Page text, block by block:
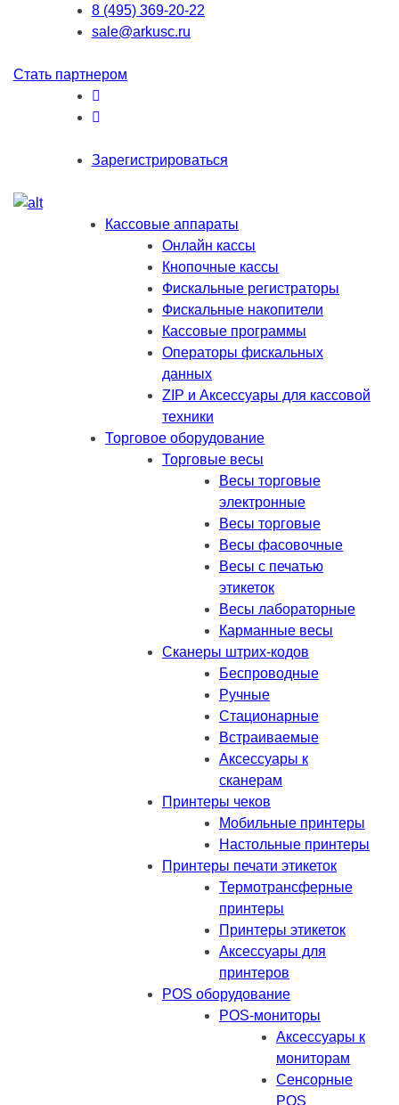
8 (495) 369-20-22
sale@arkusc.ru
Стать партнером
Зарегистрироваться
Кассовые аппараты
Онлайн кассы
Кнопочные кассы
Фискальные регистраторы
Фискальные накопители
Кассовые программы
Операторы фискальных
данных
ZIP и Аксессуары для кассовой
техники
Торговое оборудование
Торговые весы
Весы торговые
электронные
Весы торговые
Весы фасовочные
Весы с печатью
этикеток
Весы лабораторные
Карманные весы
Сканеры штрих-кодов
Беспроводные
Ручные
Стационарные
Встраиваемые
Аксессуары к
сканерам
Принтеры чеков
Мобильные принтеры
Настольные принтеры
Принтеры печати этикеток
Термотрансферные
принтеры
Принтеры этикеток
Аксессуары для
принтеров
POS оборудование
POS-мониторы
Аксессуары к
мониторам
Сенсорные
POS